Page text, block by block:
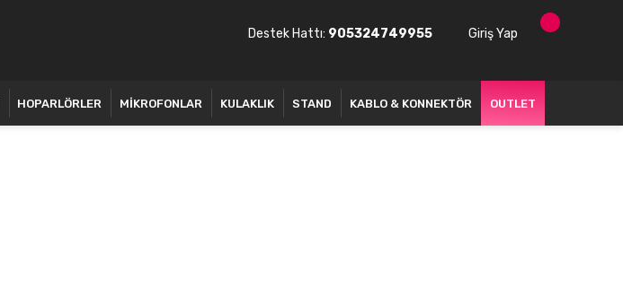
Destek Hattı: 905324749955 Giriş Yap
HOPARLÖRLER MİKROFONLAR KULAKLIK STAND KABLO & KONNEKTÖR OUTLET